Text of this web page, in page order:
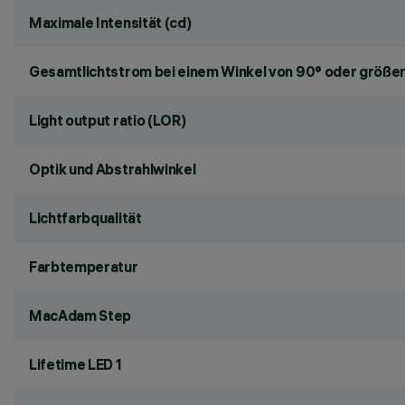
Maximale Intensität (cd)
Gesamtlichtstrom bei einem Winkel von 90° oder
Light output ratio (LOR)
Optik und Abstrahlwinkel
Lichtfarbqualität
Farbtemperatur
MacAdam Step
Lifetime LED 1